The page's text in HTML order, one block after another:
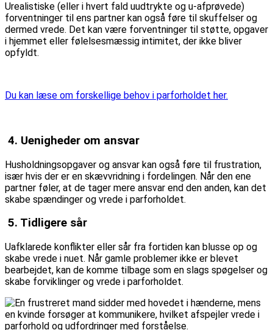
Urealistiske (eller i hvert fald uudtrykte og u-afprøvede)
forventninger til ens partner kan også føre til skuffelser og
dermed vrede. Det kan være forventninger til støtte, opgaver
i hjemmet eller følelsesmæssig intimitet, der ikke bliver
opfyldt.
Du kan læse om forskellige behov i parforholdet her.
4. Uenigheder om ansvar
Husholdningsopgaver og ansvar kan også føre til frustration,
især hvis der er en skævvridning i fordelingen. Når den ene
partner føler, at de tager mere ansvar end den anden, kan det
skabe spændinger og vrede i parforholdet.
5. Tidligere sår
Uafklarede konflikter eller sår fra fortiden kan blusse op og
skabe vrede i nuet. Når gamle problemer ikke er blevet
bearbejdet, kan de komme tilbage som en slags spøgelser og
skabe forviklinger og vrede i parforholdet.